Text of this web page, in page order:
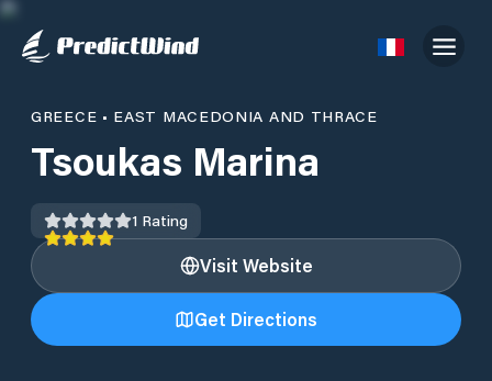
GREECE • EAST MACEDONIA AND THRACE
Tsoukas Marina
1 Rating
Visit Website
Get Directions